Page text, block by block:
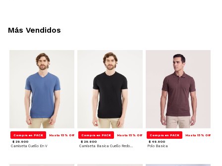
Compra en PACK Hasta 15% Off
$ 29.900
Camiseta Cuello En V
Compra en PACK Hasta 15% Off
$ 29.900
Camiseta Basica Cuello Redondo
Compra en PACK Hasta 15% Off
$ 49.900
Polo Basica
Más Vendidos